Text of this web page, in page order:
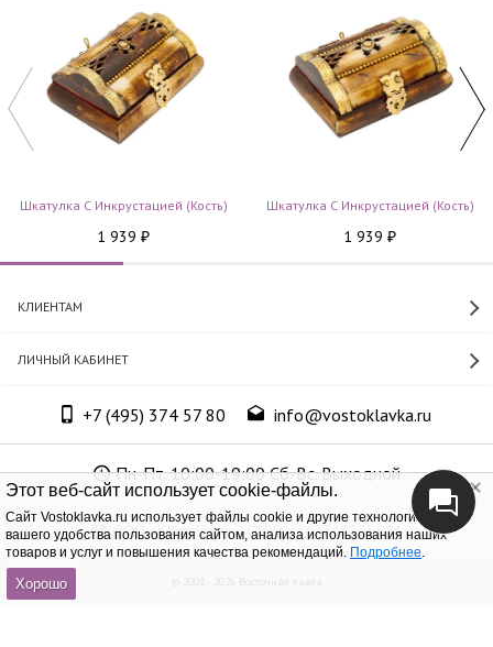
Этот веб-сайт использует cookie-файлы.
Cайт Vostoklavka.ru использует файлы cookie и другие технологии для
вашего удобства пользования сайтом, анализа использования наших
товаров и услуг и повышения качества рекомендаций. Подробнее.
Хорошо
Шкатулка С Инкрустацией (кость)
1 939 ₽
Шкатулка С Инкрустацией (кость)
1 939 ₽
КЛИЕНТАМ
ЛИЧНЫЙ КАБИНЕТ
+7 (495) 374 57 80 info@vostoklavka.ru
Пн-Пт. 10:00-19:00 Сб-Вс. Выходной
ООО «Юнит Групп», ОГРН 1147746305574